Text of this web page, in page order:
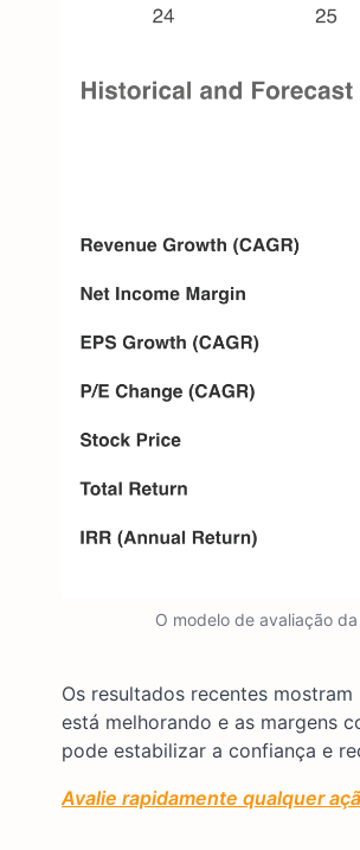
O modelo de avaliação
Os resultados recentes
está melhorando e as margens
pode estabilizar a confiança e
Avalie rapidamente qualquer